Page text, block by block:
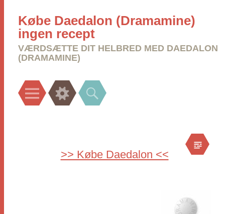
Købe Daedalon (Dramamine)
ingen recept
VÆRDSÆTTE DIT HELBRED MED DAEDALON
(DRAMAMINE)
Menu Widgets Search
>> Købe Daedalon <<